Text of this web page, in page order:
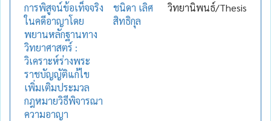
การพิสูจน์ข้อเท็จจริง
ในคดีอาญาโดย
พยานหลักฐานทาง
วิทยาศาสตร์ :
วิเคราะห์ร่างพระ
ราชบัญญัติแก้ไข
เพิ่มเติมประมวล
กฎหมายวิธีพิจารณา
ความอาญา
ชนิดา เลิศ
สิทธิกุล
วิทยานิพนธ์/Thesis